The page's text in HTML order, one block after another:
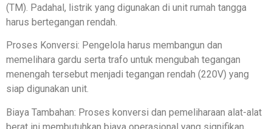
(TM). Padahal, listrik yang digunakan di unit rumah tangga
harus bertegangan rendah.
Proses Konversi: Pengelola harus membangun dan
memelihara gardu serta trafo untuk mengubah tegangan
menengah tersebut menjadi tegangan rendah (220V) yang
siap digunakan unit.
Biaya Tambahan: Proses konversi dan pemeliharaan alat-alat